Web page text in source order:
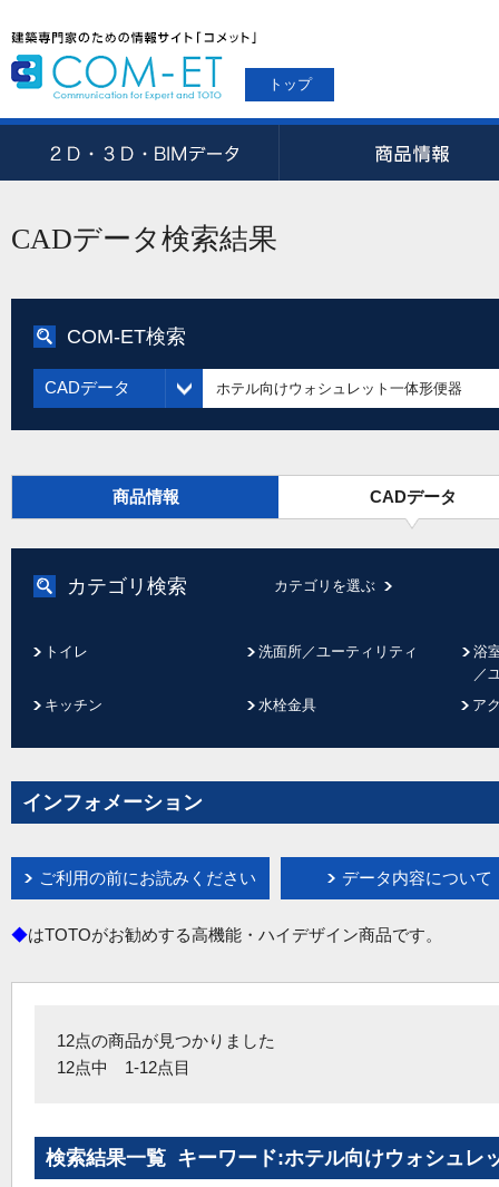
トップ
CADデータ検索結果
COM-ET検索
CADデータ
商品情報 CADデータ
カテゴリ検索 カテゴリを選ぶ
トイレ 洗面所／ユーティリティ
浴
／
キッチン
水栓金具 ア
インフォメーション
ご利用の前にお読みください データ内容について
◆はTOTOがお勧めする高機能・ハイデザイン商品です。
12点の商品が見つかりました
12点中 1-12点目
検索結果一覧 キーワード:ホテル向けウォシュレ